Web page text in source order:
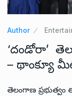
Author
‘దండోరా’
– థాంక్యూ
తెలంగాణ ప్రభుత్వం